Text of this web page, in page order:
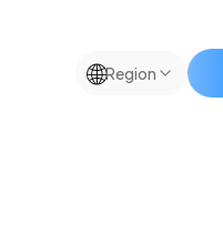
🌐Region